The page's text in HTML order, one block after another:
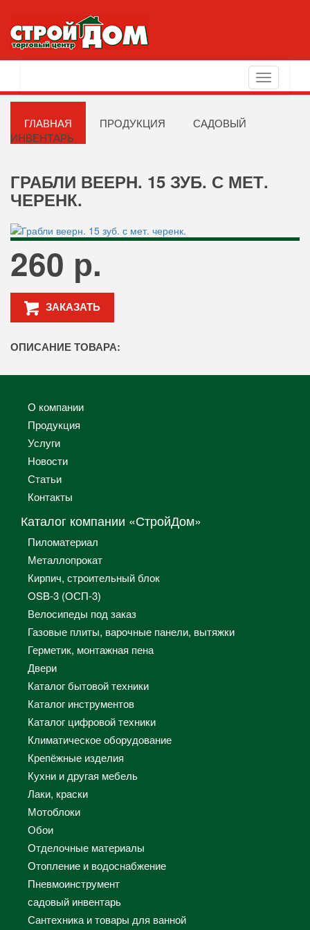
Toggle
navigation
ГЛАВНАЯ ПРОДУКЦИЯ
САДОВЫЙ
ИНВЕНТАРЬ
ГРАБЛИ ВЕЕРН. 15 ЗУБ. С МЕТ.
ЧЕРЕНК.
260 р.
ЗАКАЗАТЬ
ОПИСАНИЕ ТОВАРА:
О компании
Продукция
Услуги
Новости
Статьи
Контакты
Каталог компании «СтройДом»
Пиломатериал
Металлопрокат
Кирпич, строительный блок
OSB-3 (ОСП-3)
Велосипеды под заказ
Газовые плиты, варочные панели, вытяжки
Герметик, монтажная пена
Двери
Каталог бытовой техники
Каталог инструментов
Каталог цифровой техники
Климатическое оборудование
Крепёжные изделия
Кухни и другая мебель
Лаки, краски
Мотоблоки
Обои
Отделочные материалы
Отопление и водоснабжение
Пневмоинструмент
садовый инвентарь
Сантехника и товары для ванной